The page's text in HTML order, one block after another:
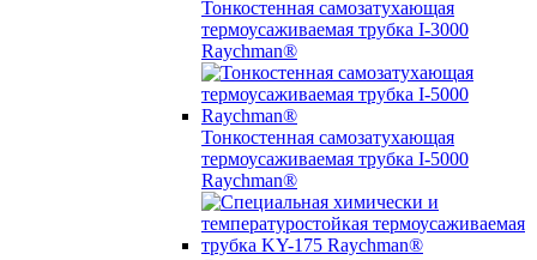
Тонкостенная самозатухающая
термоусаживаемая трубка I-3000
Raychman®
Тонкостенная самозатухающая
термоусаживаемая трубка I-5000
Raychman®